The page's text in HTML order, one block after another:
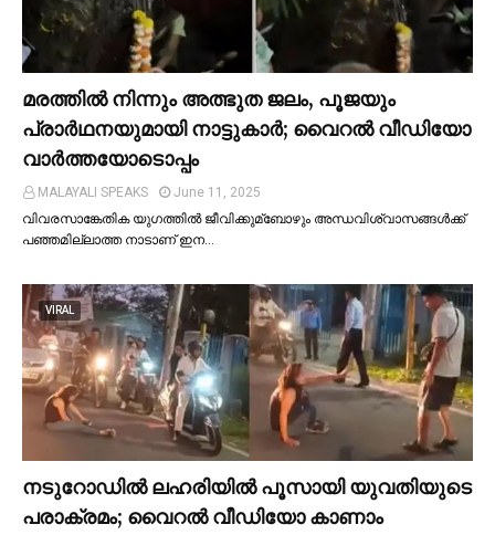
മരത്തില്‍ നിന്നും അത്ഭുത ജലം, പൂജയും
പ്രാര്‍ഥനയുമായി നാട്ടുകാര്‍; വൈറൽ വീഡിയോ
വാർത്തയോടൊപ്പം
MALAYALI SPEAKS
June 11, 2025
വിവരസാങ്കേതിക യുഗത്തില്‍ ജീവിക്കുമ്ബോഴും അന്ധവിശ്വാസങ്ങള്‍ക്ക്
പഞ്ഞമില്ലാത്ത നാടാണ് ഇന…
VIRAL
നടുറോഡില്‍ ലഹരിയില്‍ പൂസായി യുവതിയുടെ
പരാക്രമം; വൈറൽ വീഡിയോ കാണാം